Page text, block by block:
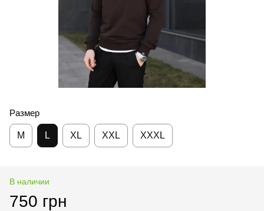
Размер
M L XL XXL XXXL
В наличии
750 грн